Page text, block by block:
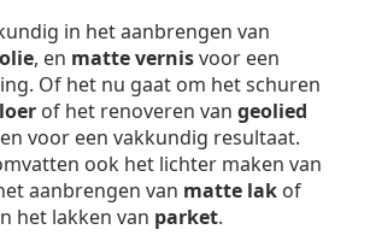
in het aanbrengen van
, en matte vernisvoor een
Of het nu gaat om het schuren
of het renoveren van geolied
voor een vakkundig resultaat.
ook het lichter maken van
aanbrengen van matte lak of
het lakken van parket.